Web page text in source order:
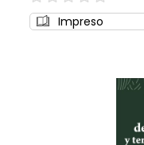
0%
Impreso